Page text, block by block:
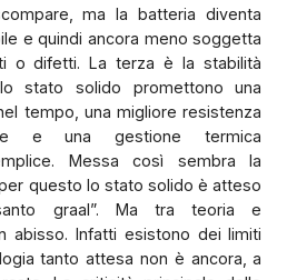
ma la batteria diventa
e quindi ancora meno soggetta
o difetti. La terza è la stabilità
stato solido promettono una
tempo, una migliore resistenza
e una gestione termica
Messa così sembra la
questo lo stato solido è atteso
graal”. Ma tra teoria e
abisso. Infatti esistono dei limiti
tanto attesa non è ancora, a